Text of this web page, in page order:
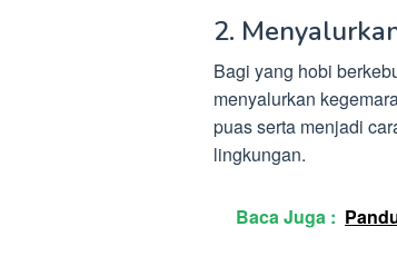
2.
Bagi yang hobi
menyalurkan
puas serta menjadi
lingkungan.
Baca Juga :